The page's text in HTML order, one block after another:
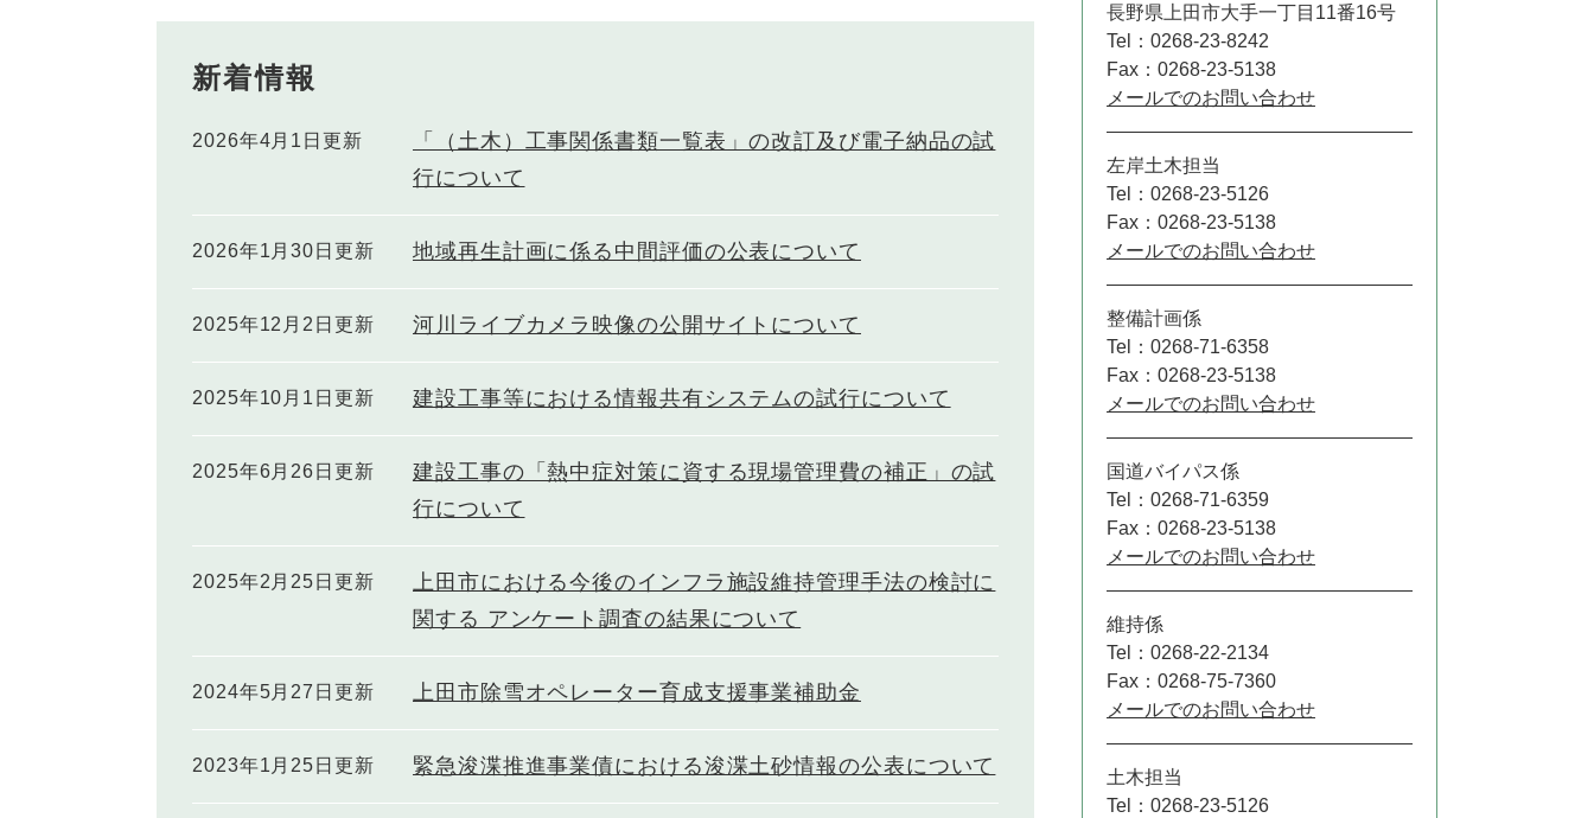
新着情報
2026年4月1日更新
「（土木）工事関係書類一覧表」の改訂及び電子納品の試
行について
2026年1月30日更新 地域再生計画に係る中間評価の公表について
2025年12月2日更新 河川ライブカメラ映像の公開サイトについて
2025年10月1日更新 建設工事等における情報共有システムの試行について
2025年6月26日更新
建設工事の「熱中症対策に資する現場管理費の補正」の試
行について
2025年2月25日更新
上田市における今後のインフラ施設維持管理手法の検討に
関する アンケート調査の結果について
2024年5月27日更新 上田市除雪オペレーター育成支援事業補助金
2023年1月25日更新 緊急浚渫推進事業債における浚渫土砂情報の公表について
長野県上田市大手一丁目11番16号
Tel：0268-23-8242
Fax：0268-23-5138
メールでのお問い合わせ
左岸土木担当
Tel：0268-23-5126
Fax：0268-23-5138
メールでのお問い合わせ
整備計画係
Tel：0268-71-6358
Fax：0268-23-5138
メールでのお問い合わせ
国道バイパス係
Tel：0268-71-6359
Fax：0268-23-5138
メールでのお問い合わせ
維持係
Tel：0268-22-2134
Fax：0268-75-7360
メールでのお問い合わせ
土木担当
Tel：0268-23-5126